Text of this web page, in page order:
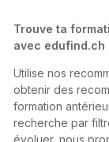
Trouve ta
avec edufind.ch
Utilise nos
obtenir des
formation
recherche par
évoluer, nous